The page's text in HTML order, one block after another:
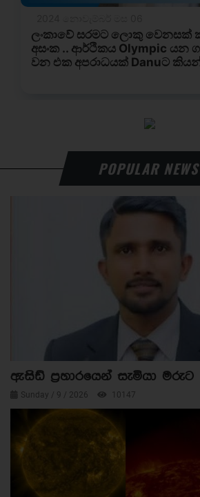
POPULAR NEWS
ඇසිඩ් ප්‍රහාරයෙන් සැමියා මරුට
Sunday / 9 / 2026 10147